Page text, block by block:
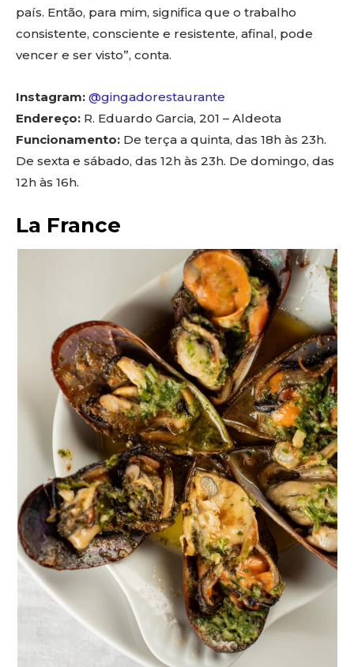
país. Então, para mim, significa que o trabalho
consistente, consciente e resistente, afinal, pode
vencer e ser visto”, conta.
Instagram: @gingadorestaurante
Endereço: R. Eduardo Garcia, 201 – Aldeota
Funcionamento: De terça a quinta, das 18h às 23h.
De sexta e sábado, das 12h às 23h. De domingo, das
12h às 16h.
La France